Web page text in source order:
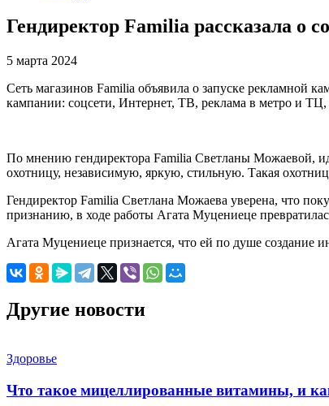
Гендиректор Familia рассказала о
5 марта 2024
Сеть магазинов Familia объявила о запуске рекламной
кампании: соцсети, Интернет, ТВ, реклама в метро и ТЦ,
По мнению гендиректора Familia Светланы Можаевой,
охотницу, независимую, яркую, стильную. Такая
Гендиректор Familia Светлана Можаева уверена, что
признанию, в ходе работы Агата Муцениеце
Агата Муцениеце признается, что ей по душе создание
Другие новости
Здоровье
Что такое мицеллированные витамины, и